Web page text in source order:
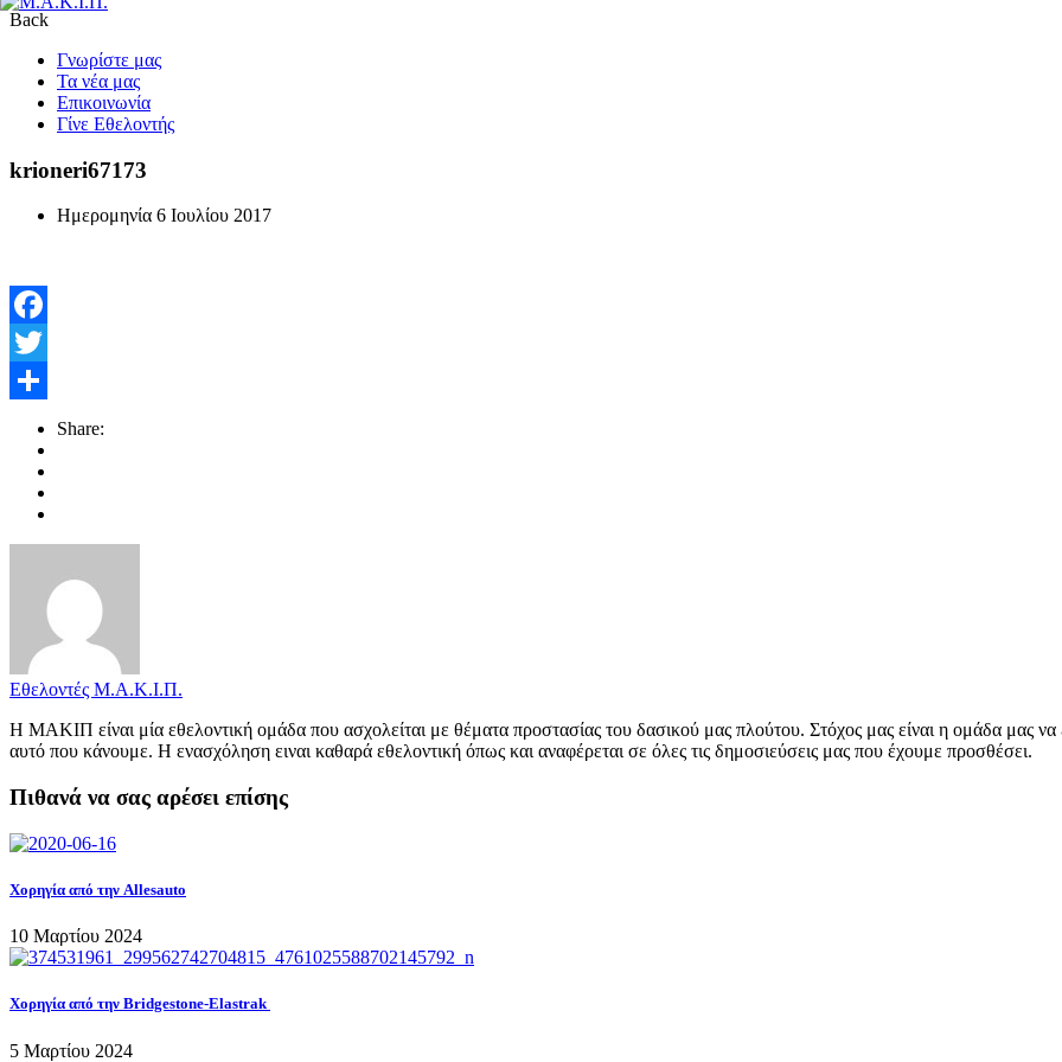
Back
Γνωρίστε μας
Τα νέα μας
Επικοινωνία
Γίνε Εθελοντής
krioneri67173
Ημερομηνία 6 Ιουλίου 2017
Facebook
Twitter
Μοιραστείτε
Share:
Εθελοντές Μ.Α.Κ.Ι.Π.
Η ΜΑΚΙΠ είναι μία εθελοντική ομάδα που ασχολείται με θέματα προστασίας του δασικού μας πλούτου. Στόχος μας είναι η ομάδα μας
αυτό που κάνουμε. Η ενασχόληση ειναι καθαρά εθελοντική όπως και αναφέρεται σε όλες τις δημοσιεύσεις μας που έχουμε προσθέσει.
Πιθανά να σας αρέσει επίσης
Χορηγία από την Allesauto
10 Μαρτίου 2024
Χορηγία από την Bridgestone-Elastrak
5 Μαρτίου 2024